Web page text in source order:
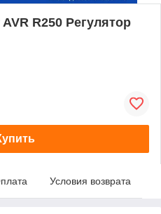
R250 Регулятор
Условия возврата